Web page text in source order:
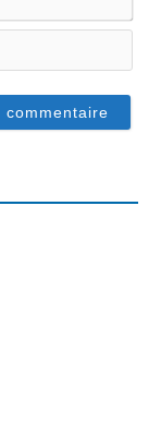
Site